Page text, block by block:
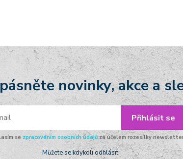
novinky, akce a
Přihlásit se
se zpracováním osobních údajůza účelem rozesílky
Můžete se kdykoli odhlásit.